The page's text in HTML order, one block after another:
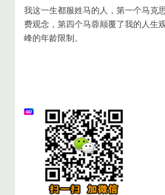
我这一生都服姓马的人，第一个马克
费观念，第四个马蓉颠覆了我的人生
峰的年龄限制。